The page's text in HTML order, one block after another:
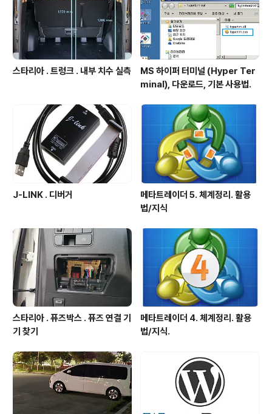
스타리아 . 트렁크 . 내부 치수 실측
MS 하이퍼 터미널 (Hyper Ter
minal), 다운로드, 기본 사용법.
J-LINK . 디버거
메타트레이더 5. 체계정리. 활용
법/지식
스타리아 . 퓨즈박스 . 퓨즈 연결 기
기 찾기
메타트레이더 4. 체계정리. 활용
법/지식.